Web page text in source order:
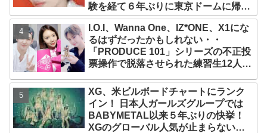
験を経て６年ぶりに東京ドームに帰還
した感想は？
I.O.I、Wanna One、IZ*ONE、X1にな
るはずだったかもしれない・・
「PRODUCE 101」シリーズの不正投
票操作で脱落させられた練習生12人の
XG、米ビルボードチャートにランク
イン！ 日本人ガールズグループでは
BABYMETAL以来５年ぶりの快挙！
XGのグローバル人気が止まらない…